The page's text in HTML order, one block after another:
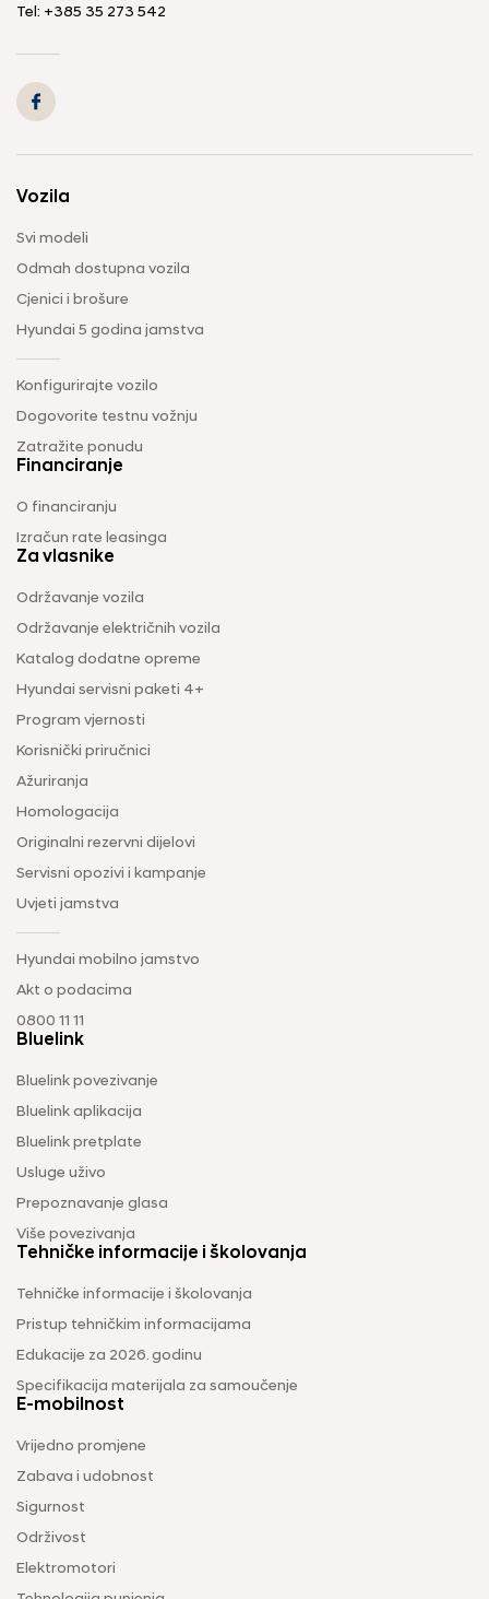
Tel: +385 35 273 542
Vozila
Svi modeli
Odmah dostupna vozila
Cjenici i brošure
Hyundai 5 godina jamstva
Konfigurirajte vozilo
Dogovorite testnu vožnju
Zatražite ponudu
Financiranje
O financiranju
Izračun rate leasinga
Za vlasnike
Održavanje vozila
Održavanje električnih vozila
Katalog dodatne opreme
Hyundai servisni paketi 4+
Program vjernosti
Korisnički priručnici
Ažuriranja
Homologacija
Originalni rezervni dijelovi
Servisni opozivi i kampanje
Uvjeti jamstva
Hyundai mobilno jamstvo
Akt o podacima
0800 11 11
Bluelink
Bluelink povezivanje
Bluelink aplikacija
Bluelink pretplate
Usluge uživo
Prepoznavanje glasa
Više povezivanja
Tehničke informacije i školovanja
Tehničke informacije i školovanja
Pristup tehničkim informacijama
Edukacije za 2026. godinu
Specifikacija materijala za samoučenje
E-mobilnost
Vrijedno promjene
Zabava i udobnost
Sigurnost
Održivost
Elektromotori